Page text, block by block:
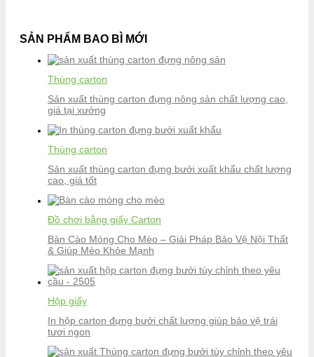
SẢN PHẨM BAO BÌ MỚI
Thùng carton
Sản xuất thùng carton đựng nông sản chất lượng cao,
giá tại xưởng
Thùng carton
Sản xuất thùng carton đựng bưởi xuất khẩu chất lượng
cao, giá tốt
Đồ chơi bằng giấy Carton
Bàn Cào Móng Cho Mèo – Giải Pháp Bảo Vệ Nội Thất
& Giúp Mèo Khỏe Mạnh
Hộp giấy
In hộp carton đựng bưởi chất lượng giúp bảo vệ trái
tươi ngon